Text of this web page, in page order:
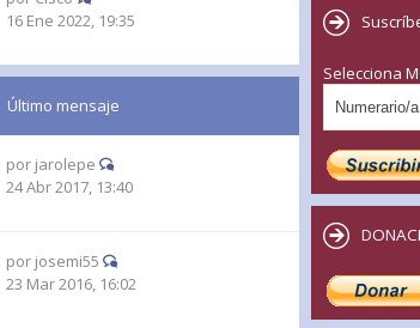
16 Ene 2022, 19:35
Último mensaje
por jarolepe
24 Abr 2017, 13:40
por josemi55
23 Mar 2016, 16:02
Selecciona